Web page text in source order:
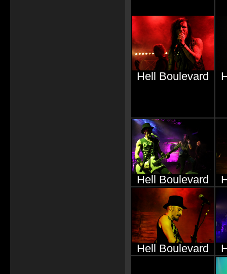
Hell Boulevard
Hell Boulevard
Hell Boulevard